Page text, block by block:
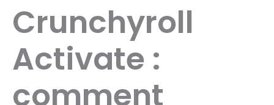
Crunchyroll
Activate :
comment